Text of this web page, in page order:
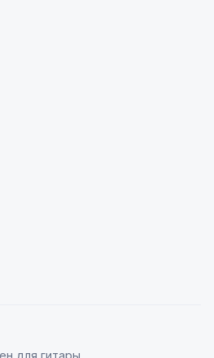
для гитары